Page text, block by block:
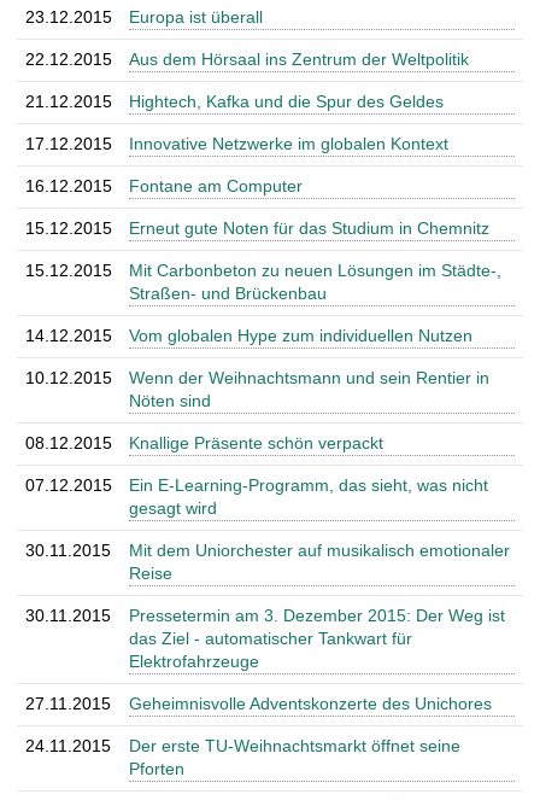
r
u
f
23.12.2015 Europa ist überall
22.12.2015 Aus dem Hörsaal ins Zentrum der Weltpolitik
21.12.2015 Hightech, Kafka und die Spur des Geldes
17.12.2015 Innovative Netzwerke im globalen Kontext
16.12.2015 Fontane am Computer
15.12.2015 Erneut gute Noten für das Studium in Chemnitz
15.12.2015
Mit Carbonbeton zu neuen Lösungen im Städte-,
Straßen- und Brückenbau
14.12.2015 Vom globalen Hype zum individuellen Nutzen
10.12.2015
Wenn der Weihnachtsmann und sein Rentier in
Nöten sind
08.12.2015 Knallige Präsente schön verpackt
07.12.2015
Ein E-Learning-Programm, das sieht, was nicht
gesagt wird
30.11.2015
Mit dem Uniorchester auf musikalisch emotionaler
Reise
30.11.2015
Pressetermin am 3. Dezember 2015: Der Weg ist
das Ziel - automatischer Tankwart für
Elektrofahrzeuge
27.11.2015 Geheimnisvolle Adventskonzerte des Unichores
24.11.2015
Der erste TU-Weihnachtsmarkt öffnet seine
Pforten